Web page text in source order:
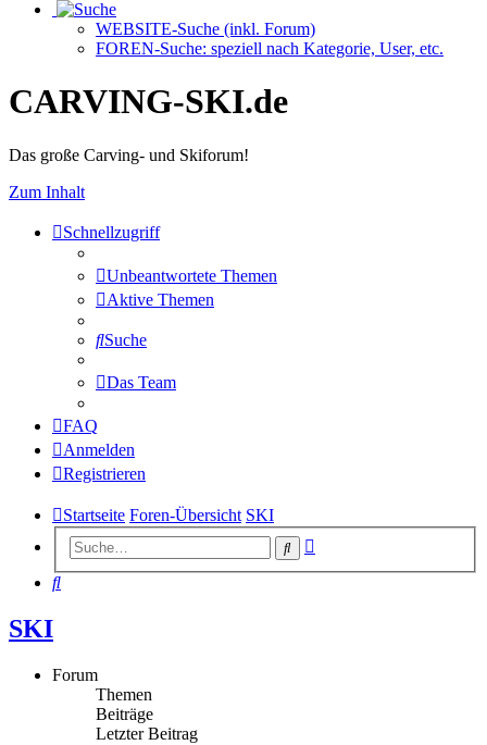
WEBSITE-Suche (inkl. Forum)
FOREN-Suche: speziell nach Kategorie, User, etc.
CARVING-SKI.de
Das große Carving- und Skiforum!
Zum Inhalt
Schnellzugriff
Unbeantwortete Themen
Aktive Themen
Suche
Das Team
FAQ
Anmelden
Registrieren
Startseite Foren-Übersicht SKI
Suche
Suche
SKI
Forum
Themen
Beiträge
Letzter Beitrag